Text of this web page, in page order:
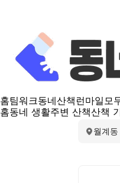
홈팀워크동네산책 런마일모
홈동네 생활주변 산책산책
월계동